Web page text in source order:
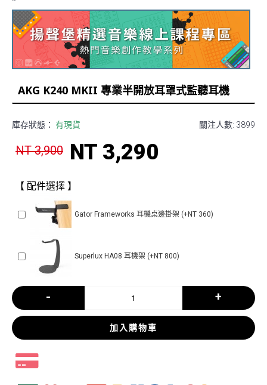
AKG K240 MKII 專業半開放耳罩式監聽耳機
關注人數: 3899
庫存狀態： 有現貨
NT 3,900 NT 3,290
【 配件選擇 】
Gator Frameworks 耳機桌邊掛架 (+NT 360)
Superlux HA08 耳機架 (+NT 800)
- +
加入購物車